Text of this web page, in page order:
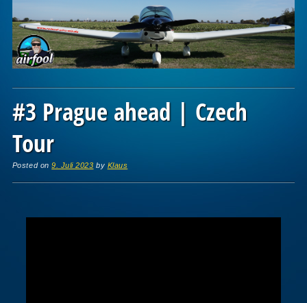
#3 Prague ahead | Czech
Tour
Posted on9. Juli 2023 by Klaus